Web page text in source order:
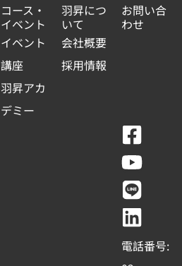
コース・
イベント
イベント
講座
羽昇アカ
デミー
羽昇につ
いて
会社概要
採用情報
お問い合
わせ
F
a
c
e
b
o
Y
o
u
t
u
b
L
i
n
e
L
i
n
k
e
d
電話番号: